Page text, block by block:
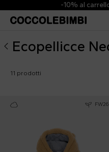
-10% al
Ecopellicce
11 prodotti
FW26
Ecopellicce Neonato